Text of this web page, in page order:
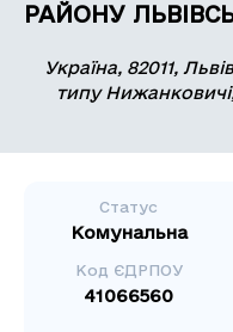
РАЙОНУ
Україна, 82011,
типу
Статус
Комунальна
Код ЄДРПОУ
41066560